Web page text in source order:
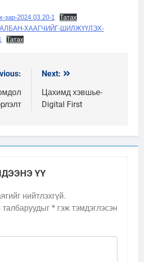
2024.03.20-1
Татах
ХААГЧИЙГ-ШИЛЖҮҮЛЭХ-
Татах
Next:
Цахимд хэвшье-
Digital First
ҮҮ
нийтлэхгүй.
* гэж тэмдэглэсэн